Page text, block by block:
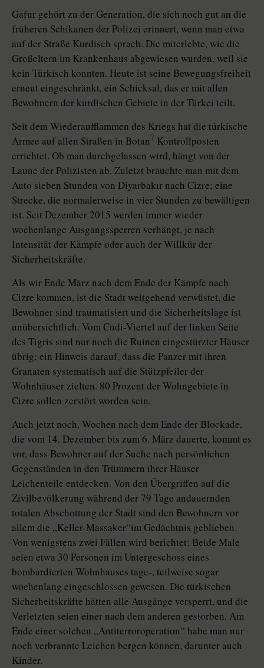
Gafur gehört zu der Generation, die sich noch gut an die
früheren Schikanen der Polizei erinnert, wenn man etwa
auf der Straße Kurdisch sprach. Die miterlebte, wie die
Großeltern im Krankenhaus abgewiesen wurden, weil sie
kein Türkisch konnten. Heute ist seine Bewegungsfreiheit
erneut eingeschränkt, ein Schicksal, das er mit allen
Bewohnern der kurdischen Gebiete in der Türkei teilt.
Seit dem Wiederaufflammen des Kriegs hat die türkische
Armee auf allen Straßen in Botan7 Kontrollposten
errichtet. Ob man durchgelassen wird, hängt von der
Laune der Polizisten ab. Zuletzt brauchte man mit dem
Auto sieben Stunden von Diyarbakır nach Cizre; eine
Strecke, die normalerweise in vier Stunden zu bewältigen
ist. Seit Dezember 2015 werden immer wieder
wochenlange Ausgangssperren verhängt, je nach
Intensität der Kämpfe oder auch der Willkür der
Sicherheitskräfte.
Als wir Ende März nach dem Ende der Kämpfe nach
Cizre kommen, ist die Stadt weitgehend verwüstet, die
Bewohner sind traumatisiert und die Sicherheitslage ist
unübersichtlich. Vom Cudi-Viertel auf der linken Seite
des Tigris sind nur noch die Ruinen eingestürzter Häuser
übrig; ein Hinweis darauf, dass die Panzer mit ihren
Granaten systematisch auf die Stützpfeiler der
Wohnhäuser zielten. 80 Prozent der Wohngebiete in
Cizre sollen zerstört worden sein.
Auch jetzt noch, Wochen nach dem Ende der Blockade,
die vom 14. Dezember bis zum 6. März dauerte, kommt es
vor, dass Bewohner auf der Suche nach persönlichen
Gegenständen in den Trümmern ihrer Häuser
Leichenteile entdecken. Von den Übergriffen auf die
Zivilbevölkerung während der 79 Tage andauernden
totalen Abschottung der Stadt sind den Bewohnern vor
allem die „Keller-Massaker“im Gedächtnis geblieben.
Von wenigstens zwei Fällen wird berichtet: Beide Male
seien etwa 30 Personen im Untergeschoss eines
bombardierten Wohnhauses tage-, teilweise sogar
wochenlang eingeschlossen gewesen. Die türkischen
Sicherheitskräfte hätten alle Ausgänge versperrt, und die
Verletzten seien einer nach dem anderen gestorben. Am
Ende einer solchen „Antiterroroperation“ habe man nur
noch verbrannte Leichen bergen können, darunter auch
Kinder.